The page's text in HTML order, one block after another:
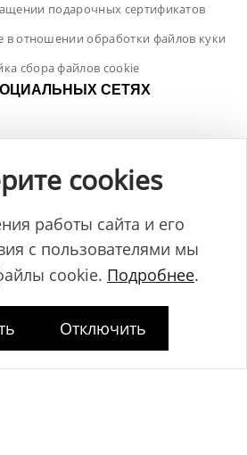
подарочных сертификатов
в отношении обработки файлов куки
сбора файлов cookie
СЕТЯХ
юстиции Гродненского
cookies
работы сайта и его
с пользователями мы
cookie. Подробнее.
Отключить